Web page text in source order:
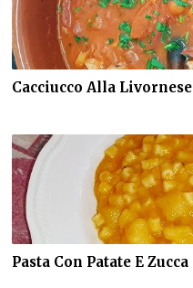
Cacciucco Alla Livornese
Pasta Con Patate E Zucca